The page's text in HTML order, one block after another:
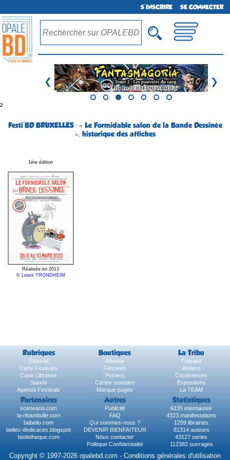
S'INSCRIRE SE CONNECTER
❮ ❯
²
Festi'BD BRUXELLES : « Le Formidable salon de la Bande Dessinée
», historique des affiches
1ére édition
Réalisée en 2013
©
Lewis TRONDHEIM
Rubriques Boutiques La Tribu
Éditorial Albums
Travaux
Carte Festivals
Fanzines
Ateliers
Carte Libraires
Posters
Conférences
Stands
Cartes-postales
Expositions
Agenda Festivals
Marque-pages La TEAM
Partenaires Autres Statistiques
sceneario.com Publicité
6135 internautes
la-ribambulle.com
FAQ
4323 manifestations
babelio.com
Qui sommes-nous ?
1259 librairies
belles-dedicaces.blogspot
DEVENIR BIENFAITEUR
81314 auteurs
bedetheque.com
Nous contacter
43127 series
Politique Confidentialité
112382 ouvrages
Copyright © 1997-2026 opalebd.com - Conditions générales d'utilisation